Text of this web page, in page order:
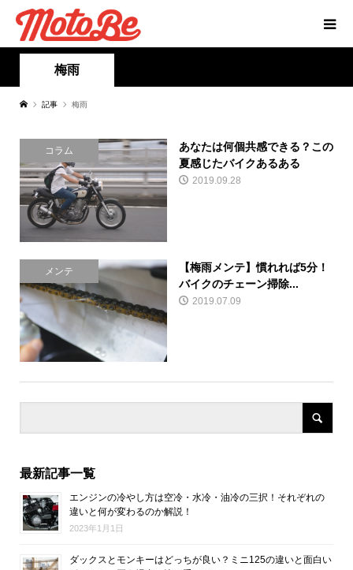
梅雨
記事 梅雨
コラム
あなたは何個共感できる？この
夏感じたバイクあるある
2019.09.28
メンテ
【梅雨メンテ】慣れれば5分！
バイクのチェーン掃除...
2019.07.09
最新記事一覧
エンジンの冷やし方は空冷・水冷・油冷の三択！それぞれの
違いと何が変わるのか解説！
2023年1月1日
ダックスとモンキーはどっちが良い？ミニ125の違いと面白い